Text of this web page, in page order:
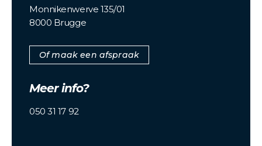
Monnikenwerve 135/01
8000 Brugge
Of maak een afspraak
Meer info?
050 31 17 92